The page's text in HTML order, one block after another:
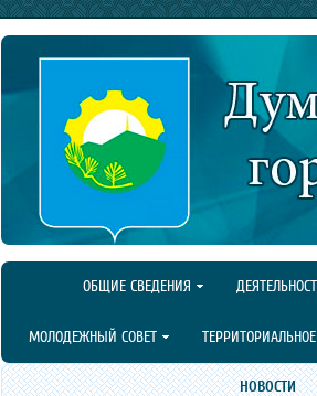
ОБЩИЕ СВЕДЕНИЯ
МОЛОДЕЖНЫЙ СОВЕТ
НОВОСТИ